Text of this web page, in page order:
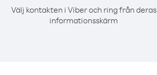
Välj kontakten i Viber och ring från deras
informationsskärm